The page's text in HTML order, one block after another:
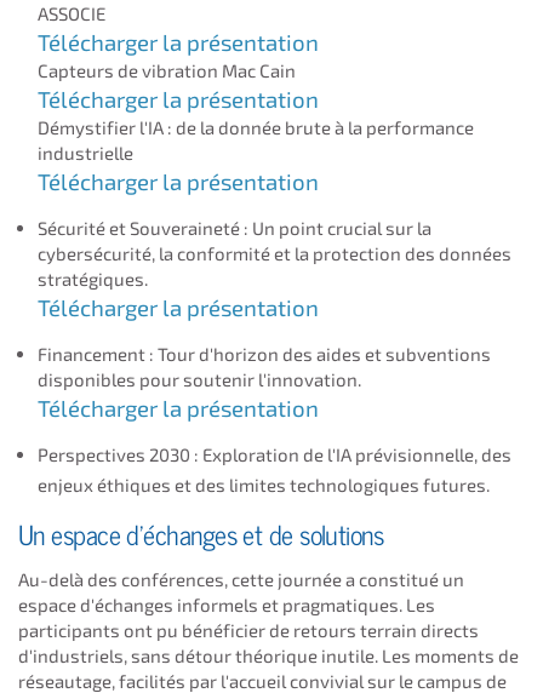
ASSOCIE
Télécharger la présentation
Capteurs de vibration Mac Cain
Télécharger la présentation
Démystifier l'IA : de la donnée brute à la performance
industrielle
Télécharger la présentation
Sécurité et Souveraineté : Un point crucial sur la
cybersécurité, la conformité et la protection des données
stratégiques.
Télécharger la présentation
Financement : Tour d'horizon des aides et subventions
disponibles pour soutenir l'innovation.
Télécharger la présentation
Perspectives 2030 : Exploration de l'IA prévisionnelle, des
enjeux éthiques et des limites technologiques futures.
Un espace d'échanges et de solutions
Au-delà des conférences, cette journée a constitué un
espace d'échanges informels et pragmatiques. Les
participants ont pu bénéficier de retours terrain directs
d'industriels, sans détour théorique inutile. Les moments de
réseautage, facilités par l'accueil convivial sur le campus de